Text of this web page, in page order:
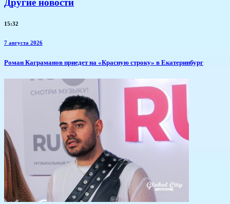
15:32
7 августа 2026
​Роман Каграманов приедет на «Красную строку» в Екатеринбург